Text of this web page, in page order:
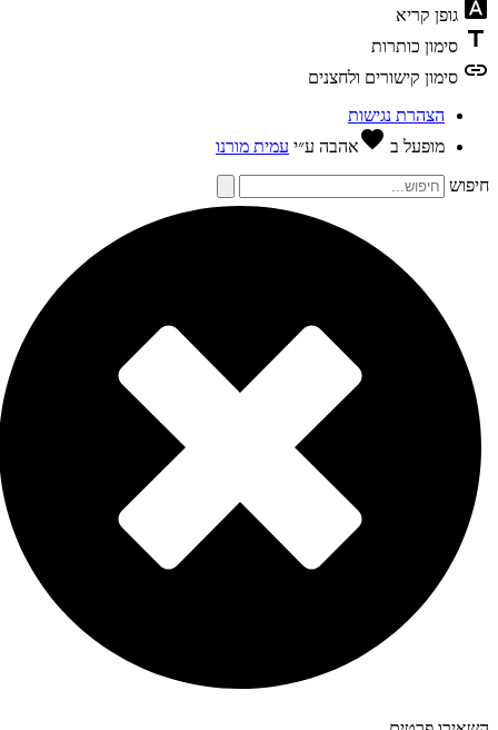
font_download גופן קריא
title סימון כותרות
link סימון קישורים ולחצנים
הצהרת נגישות
מופעל בfavoriteאהבהע״יעמית מורנו
חיפוש